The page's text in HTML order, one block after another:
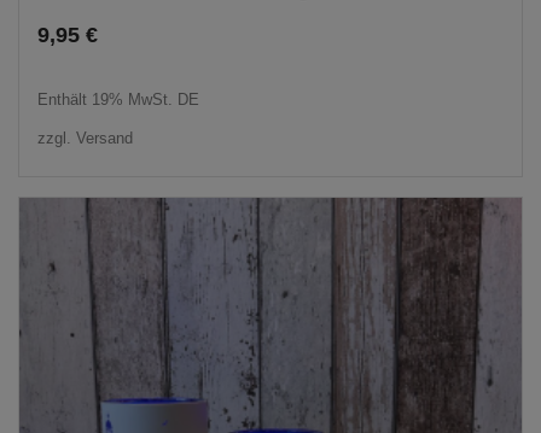
9,95 €
Enthält 19% MwSt. DE
zzgl. Versand